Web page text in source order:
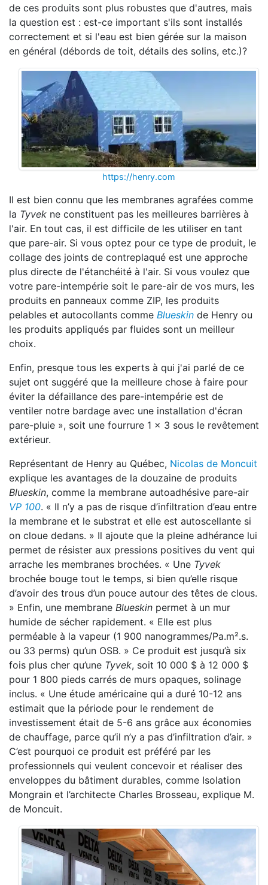
de ces produits sont plus robustes que d'autres, mais
la question est : est-ce important s'ils sont installés
correctement et si l'eau est bien gérée sur la maison
en général (débords de toit, détails des solins, etc.)?
https://henry.com
Il est bien connu que les membranes agrafées comme
la Tyvek ne constituent pas les meilleures barrières à
l'air. En tout cas, il est difficile de les utiliser en tant
que pare-air. Si vous optez pour ce type de produit, le
collage des joints de contreplaqué est une approche
plus directe de l'étanchéité à l'air. Si vous voulez que
votre pare-intempérie soit le pare-air de vos murs, les
produits en panneaux comme ZIP, les produits
pelables et autocollants comme Blueskin de Henry ou
les produits appliqués par fluides sont un meilleur
choix.
Enfin, presque tous les experts à qui j'ai parlé de ce
sujet ont suggéré que la meilleure chose à faire pour
éviter la défaillance des pare-intempérie est de
ventiler notre bardage avec une installation d'écran
pare-pluie », soit une fourrure 1 x 3 sous le revêtement
extérieur.
Représentant de Henry au Québec, Nicolas de Moncuit
explique les avantages de la douzaine de produits
Blueskin, comme la membrane autoadhésive pare-air
VP 100. « Il n’y a pas de risque d’infiltration d’eau entre
la membrane et le substrat et elle est autoscellante si
on cloue dedans. » Il ajoute que la pleine adhérance lui
permet de résister aux pressions positives du vent qui
arrache les membranes brochées. « Une Tyvek
brochée bouge tout le temps, si bien qu’elle risque
d’avoir des trous d’un pouce autour des têtes de clous.
» Enfin, une membrane Blueskin permet à un mur
humide de sécher rapidement. « Elle est plus
perméable à la vapeur (1 900 nanogrammes/Pa.m².s.
ou 33 perms) qu’un OSB. » Ce produit est jusqu’à six
fois plus cher qu’une Tyvek, soit 10 000 $ à 12 000 $
pour 1 800 pieds carrés de murs opaques, solinage
inclus. « Une étude américaine qui a duré 10-12 ans
estimait que la période pour le rendement de
investissement était de 5-6 ans grâce aux économies
de chauffage, parce qu’il n’y a pas d’infiltration d’air. »
C’est pourquoi ce produit est préféré par les
professionnels qui veulent concevoir et réaliser des
enveloppes du bâtiment durables, comme Isolation
Mongrain et l’architecte Charles Brosseau, explique M.
de Moncuit.